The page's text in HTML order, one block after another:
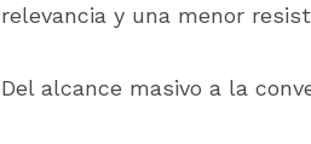
relevancia y una menor
Del alcance masivo a la